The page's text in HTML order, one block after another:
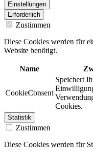
Einstellungen
Erforderlich
Zustimmen
Diese Cookies werden für
Website benötigt.
Name
CookieConsent
Speichert
Cookies.
Statistik
Zustimmen
Diese Cookies werden für